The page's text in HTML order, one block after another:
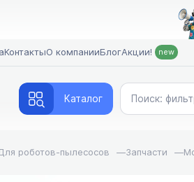
КонтактыО компанииБлогАкции! new
Каталог
роботов-пылесосов —Запчасти —